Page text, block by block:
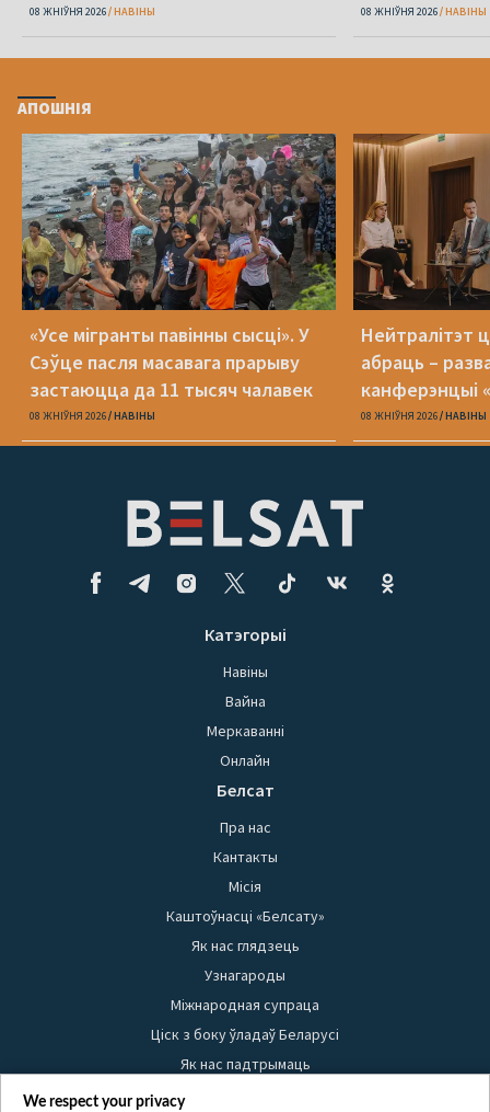
08 ЖНІЎНЯ 2026 НАВІНЫ 08 ЖНІЎНЯ 2026 НАВІНЫ
АПОШНІЯ
«Усе мігранты павінны сысці». У
Сэўце пасля масавага прарыву
застаюцца да 11 тысяч чалавек
08 ЖНІЎНЯ 2026 НАВІНЫ
Нейтралітэт
абраць –
канферэнцыі
08 ЖНІЎНЯ 2026 НАВІНЫ
Катэгорыі
Навіны
Вайна
Меркаванні
Онлайн
Белсат
Пра нас
Кантакты
Місія
Каштоўнасці «Белсату»
Як нас глядзець
Узнагароды
Міжнародная супраца
Ціск з боку ўладаў Беларусі
Як нас падтрымаць
Правілы выкарыстання матэрыялаў
We respect your privacy